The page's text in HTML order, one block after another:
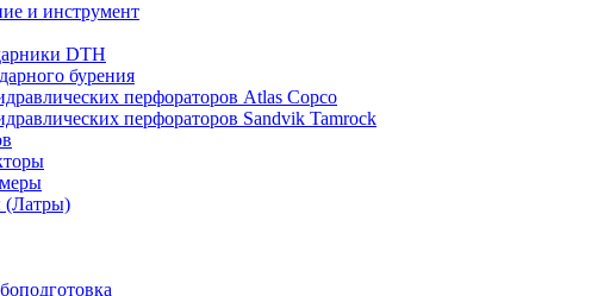
и инструмент
DTH
бурения
перфораторов Atlas Copco
перфораторов Sandvik Tamrock
(Латры)